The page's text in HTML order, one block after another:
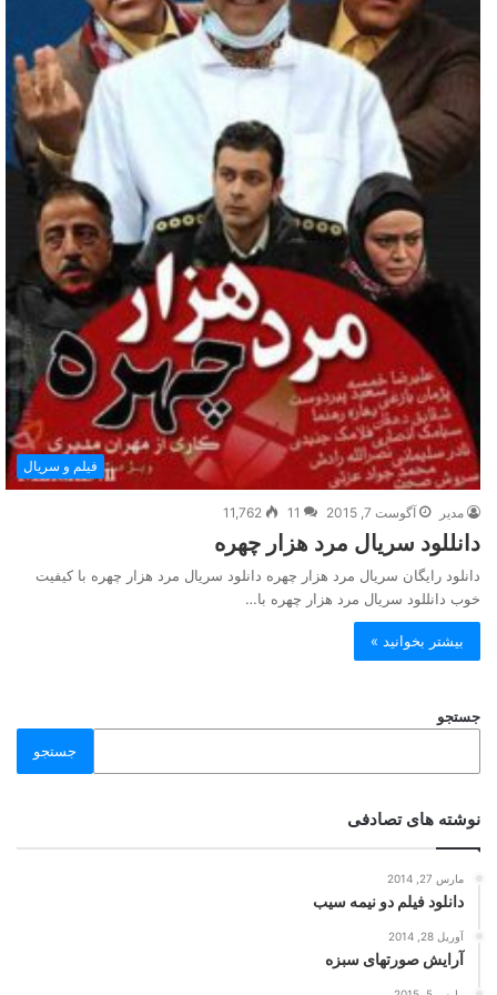
فیلم و سریال
مدیر آگوست 7, 2015 11
11,762
دانللود سریال مرد هزار چهره
دانلود رایگان سریال مرد هزار چهره دانلود سریال مرد هزار چهره با کیفیت
خوب دانللود سریال مرد هزار چهره با…
بیشتر بخوانید »
جستجو
جستجو
نوشته های تصادفی
مارس 27, 2014
دانلود فیلم دو نیمه سیب
آوریل 28, 2014
آرایش صورتهای سبزه